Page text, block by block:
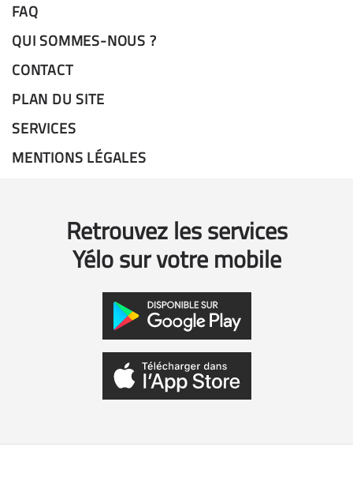
FAQ
QUI SOMMES-NOUS ?
CONTACT
PLAN DU SITE
SERVICES
MENTIONS LÉGALES
Retrouvez les services
Yélo sur votre mobile